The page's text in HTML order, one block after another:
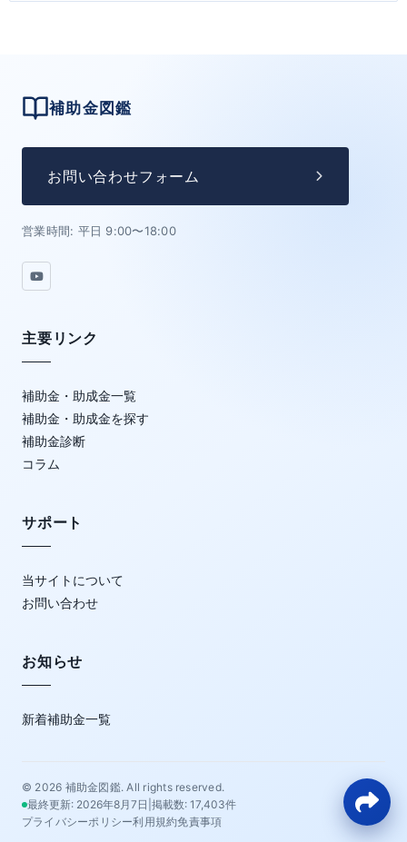
補助金図鑑
お問い合わせフォーム
営業時間: 平日 9:00〜18:00
主要リンク
補助金・助成金一覧
補助金・助成金を探す
補助金診断
コラム
サポート
当サイトについて
お問い合わせ
お知らせ
新着補助金一覧
© 2026 補助金図鑑. All rights reserved.
最終更新: 2026年8月7日 掲載数: 17,403件
プライバシーポリシー利用規約免責事項